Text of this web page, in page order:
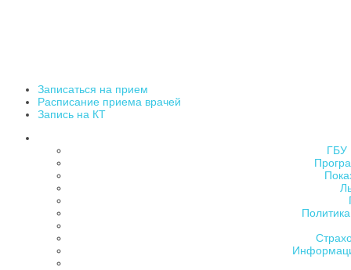
Записаться на прием
Расписание приема врачей
Запись на КТ
ГБУ